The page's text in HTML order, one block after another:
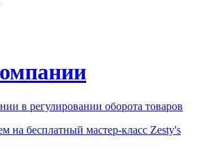
в регулировании оборота товаров
на бесплатный мастер-класс Zesty's